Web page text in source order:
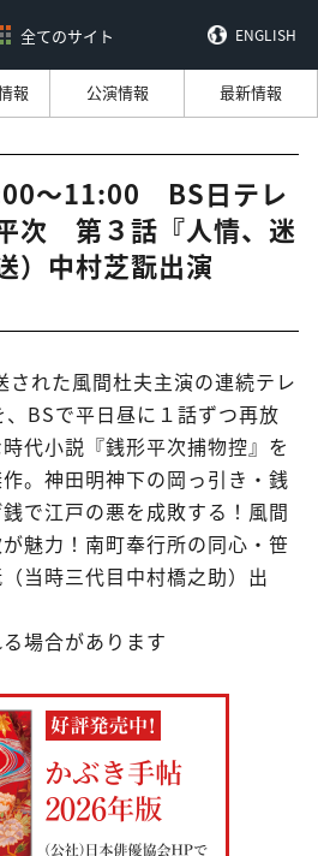
全てのサイト ENGLISH
報 公演情報 最新情報
～11:00 BS日テレ
次 第３話『人情、迷
）中村芝翫出演
れた風間杜夫主演の連続テレ
BSで平日昼に１話ずつ再放
代小説『銭形平次捕物控』を
。神田明神下の岡っ引き・銭
で江戸の悪を成敗する！風間
魅力！南町奉行所の同心・笹
当時三代目中村橋之助）出
場合があります